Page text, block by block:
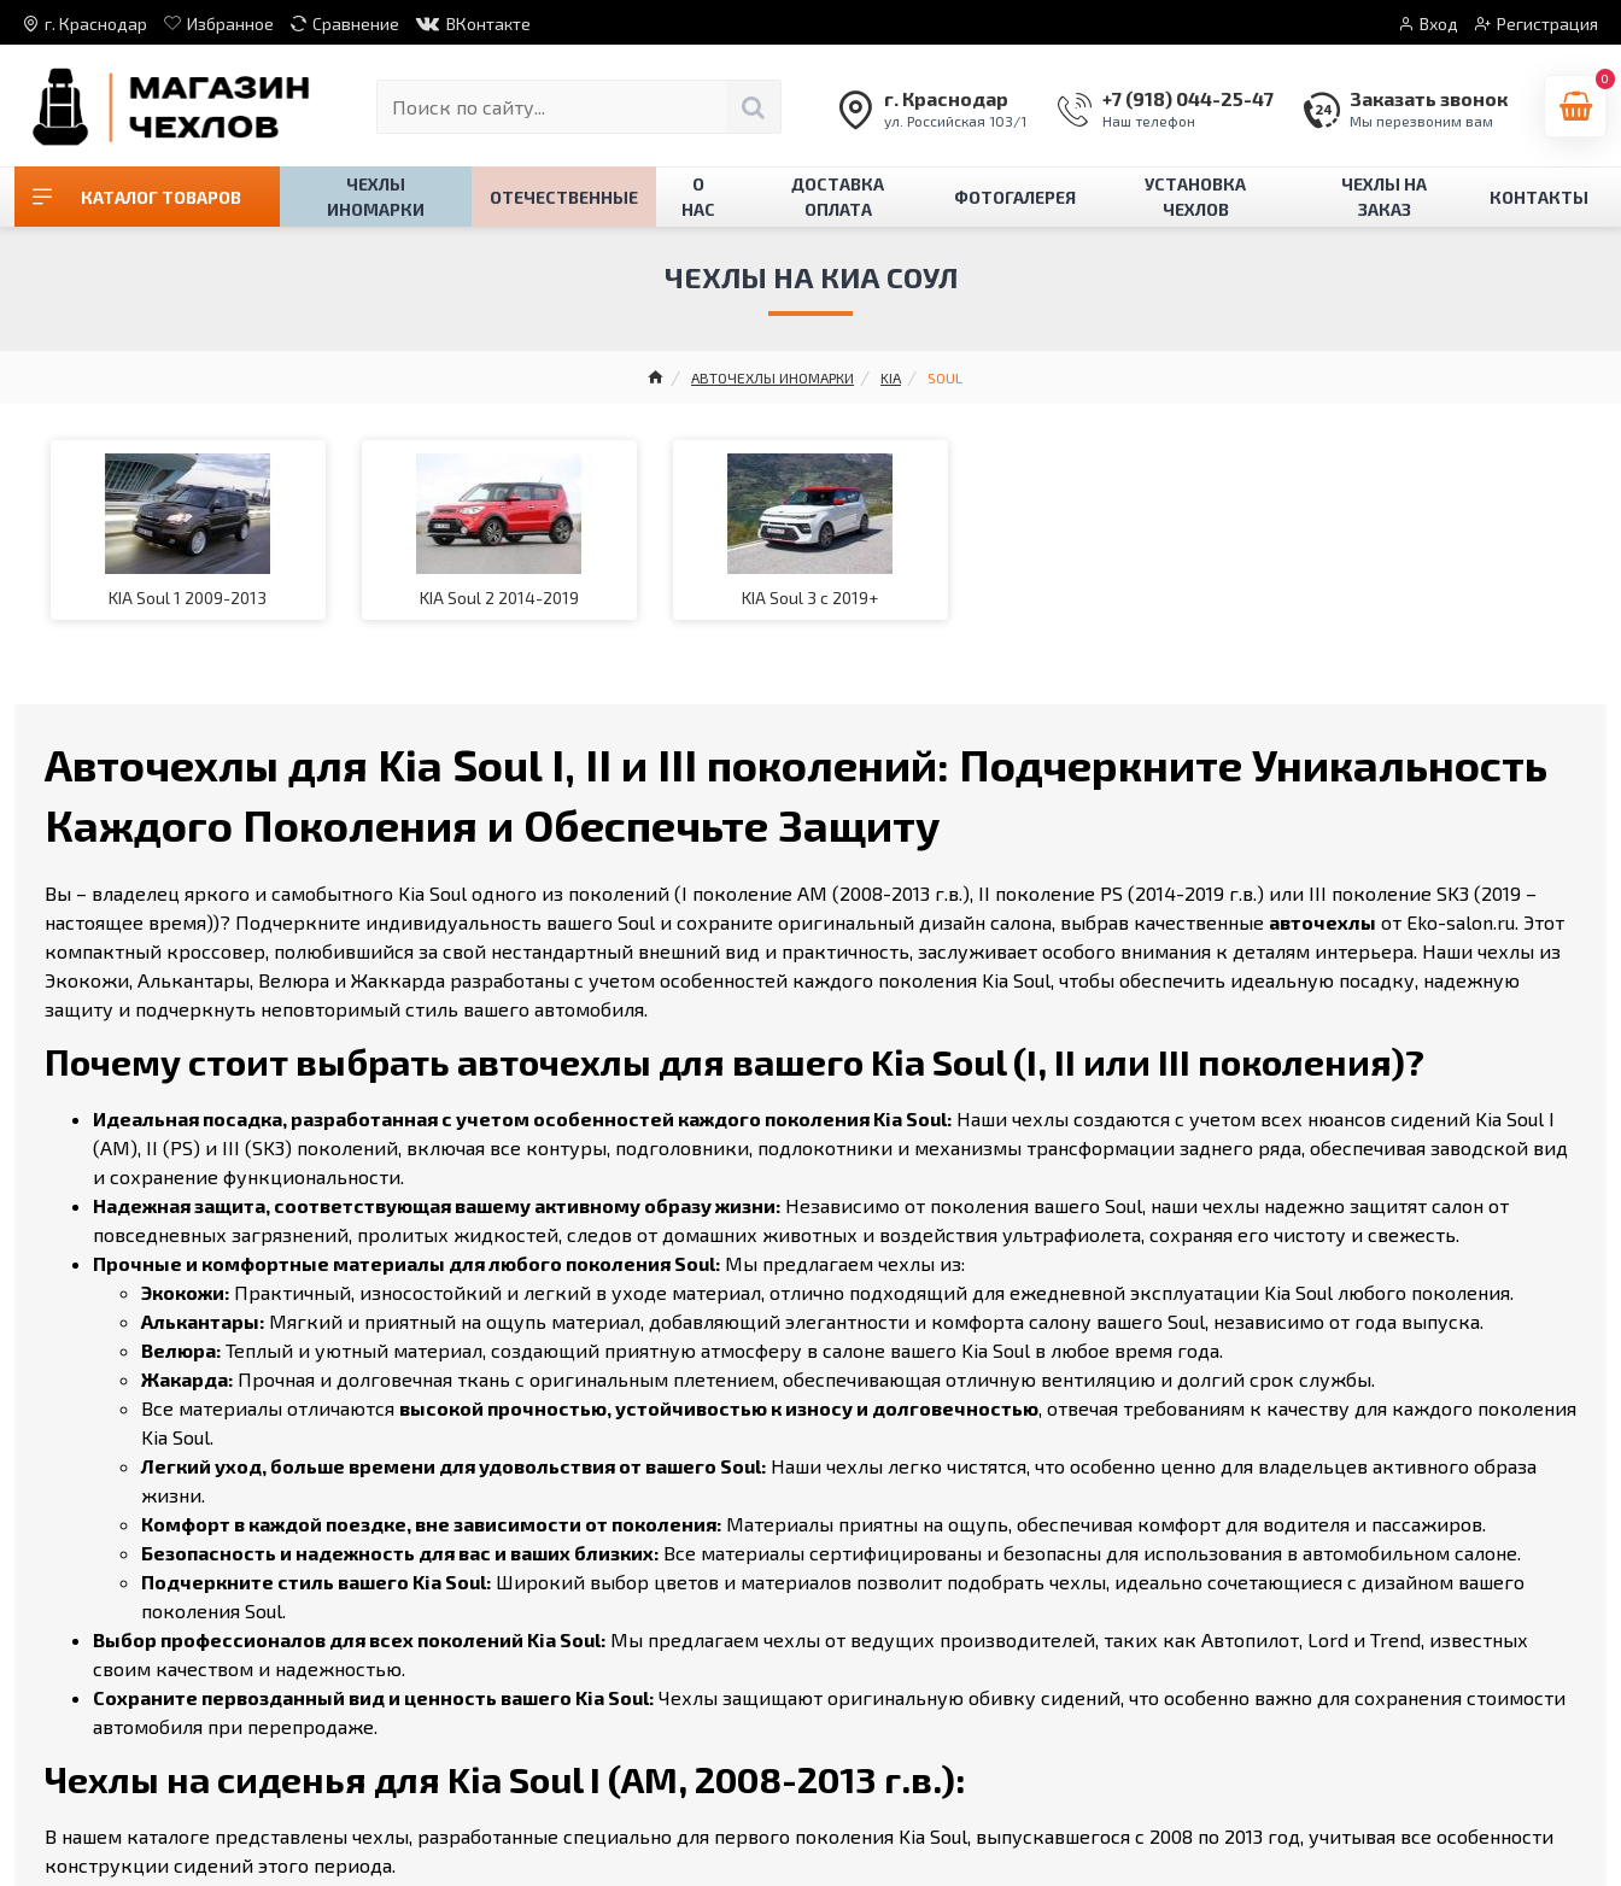
г. Краснодар Избранное Сравнение ВКонтакте Вход Регистрация
г. Краснодар
ул. Российская 103/1
+7 (918) 044-25-47
Наш телефон
Заказать звонок
Мы перезвоним вам
0
КАТАЛОГ ТОВАРОВ
ЧЕХЛЫ
ИНОМАРКИ
ОТЕЧЕСТВЕННЫЕ
О
НАС
ДОСТАВКА
ОПЛАТА
ФОТОГАЛЕРЕЯ
УСТАНОВКА
ЧЕХЛОВ
ЧЕХЛЫ НА
ЗАКАЗ
КОНТАКТЫ
АВТОЧЕХЛЫ ИНОМАРКИ KIA SOUL
ЧЕХЛЫ НА КИА СОУЛ
KIA Soul 1 2009-2013 KIA Soul 2 2014-2019 KIA Soul 3 с 2019+
Авточехлы для Kia Soul I, II и III поколений: Подчеркните Уникальность
Каждого Поколения и Обеспечьте Защиту
Вы – владелец яркого и самобытного Kia Soul одного из поколений (I поколение AM (2008-2013 г.в.), II поколение PS (2014-2019 г.в.) или III поколение SK3 (2019 –
настоящее время))? Подчеркните индивидуальность вашего Soul и сохраните оригинальный дизайн салона, выбрав качественные авточехлы от Eko-salon.ru. Этот
компактный кроссовер, полюбившийся за свой нестандартный внешний вид и практичность, заслуживает особого внимания к деталям интерьера. Наши чехлы из
Экокожи, Алькантары, Велюра и Жаккарда разработаны с учетом особенностей каждого поколения Kia Soul, чтобы обеспечить идеальную посадку, надежную
защиту и подчеркнуть неповторимый стиль вашего автомобиля.
Почему стоит выбрать авточехлы для вашего Kia Soul (I, II или III поколения)?
Идеальная посадка, разработанная с учетом особенностей каждого поколения Kia Soul: Наши чехлы создаются с учетом всех нюансов сидений Kia Soul I
(AM), II (PS) и III (SK3) поколений, включая все контуры, подголовники, подлокотники и механизмы трансформации заднего ряда, обеспечивая заводской вид
и сохранение функциональности.
Надежная защита, соответствующая вашему активному образу жизни: Независимо от поколения вашего Soul, наши чехлы надежно защитят салон от
повседневных загрязнений, пролитых жидкостей, следов от домашних животных и воздействия ультрафиолета, сохраняя его чистоту и свежесть.
Прочные и комфортные материалы для любого поколения Soul: Мы предлагаем чехлы из:
Экокожи: Практичный, износостойкий и легкий в уходе материал, отлично подходящий для ежедневной эксплуатации Kia Soul любого поколения.
Алькантары: Мягкий и приятный на ощупь материал, добавляющий элегантности и комфорта салону вашего Soul, независимо от года выпуска.
Велюра: Теплый и уютный материал, создающий приятную атмосферу в салоне вашего Kia Soul в любое время года.
Жакарда: Прочная и долговечная ткань с оригинальным плетением, обеспечивающая отличную вентиляцию и долгий срок службы.
Все материалы отличаются высокой прочностью, устойчивостью к износу и долговечностью, отвечая требованиям к качеству для каждого поколения
Kia Soul.
Легкий уход, больше времени для удовольствия от вашего Soul: Наши чехлы легко чистятся, что особенно ценно для владельцев активного образа
жизни.
Комфорт в каждой поездке, вне зависимости от поколения: Материалы приятны на ощупь, обеспечивая комфорт для водителя и пассажиров.
Безопасность и надежность для вас и ваших близких: Все материалы сертифицированы и безопасны для использования в автомобильном салоне.
Подчеркните стиль вашего Kia Soul: Широкий выбор цветов и материалов позволит подобрать чехлы, идеально сочетающиеся с дизайном вашего
поколения Soul.
Выбор профессионалов для всех поколений Kia Soul: Мы предлагаем чехлы от ведущих производителей, таких как Автопилот, Lord и Trend, известных
своим качеством и надежностью.
Сохраните первозданный вид и ценность вашего Kia Soul: Чехлы защищают оригинальную обивку сидений, что особенно важно для сохранения стоимости
автомобиля при перепродаже.
Чехлы на сиденья для Kia Soul I (AM, 2008-2013 г.в.):
В нашем каталоге представлены чехлы, разработанные специально для первого поколения Kia Soul, выпускавшегося с 2008 по 2013 год, учитывая все особенности
конструкции сидений этого периода.